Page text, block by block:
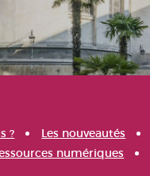
? Les nouveautés
numériques